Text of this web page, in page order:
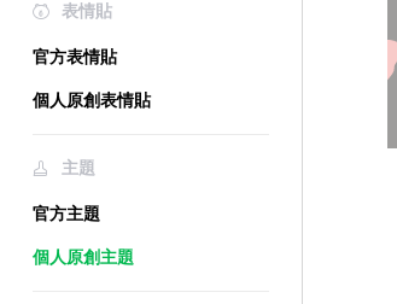
表情貼
官方表情貼
個人原創表情貼
主題
官方主題
個人原創主題